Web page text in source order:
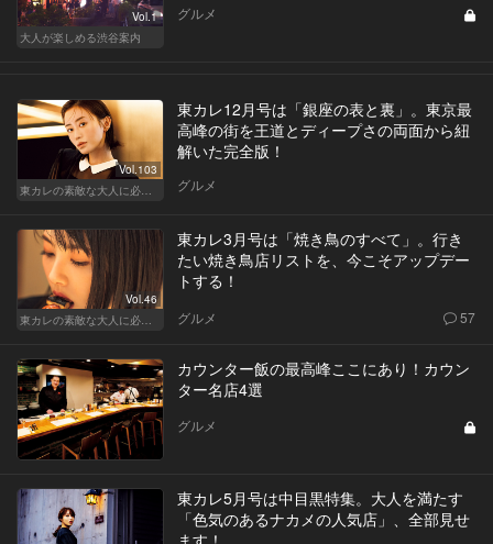
Vol.1
大人が楽しめる渋谷案内
グルメ
Vol.103
東カレの素敵な大人に必要なこと
東カレ12月号は「銀座の表と裏」。東京最
高峰の街を王道とディープさの両面から紐
解いた完全版！
グルメ
Vol.46
東カレの素敵な大人に必要なこと
東カレ3月号は「焼き鳥のすべて」。行き
たい焼き鳥店リストを、今こそアップデー
トする！
グルメ 57
カウンター飯の最高峰ここにあり！カウン
ター名店4選
グルメ
東カレ5月号は中目黒特集。大人を満たす
「色気のあるナカメの人気店」、全部見せ